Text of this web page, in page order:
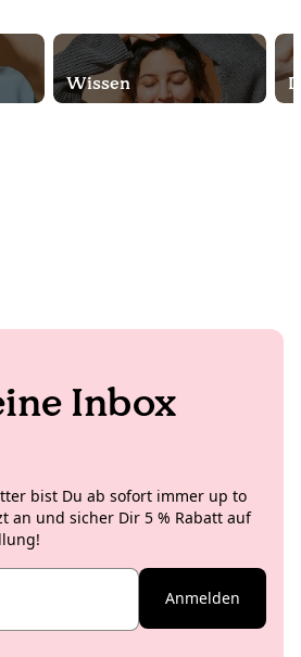
Wissen
Inbox
bist Du ab sofort immer up to
an und sicher Dir 5 % Rabatt auf
Anmelden